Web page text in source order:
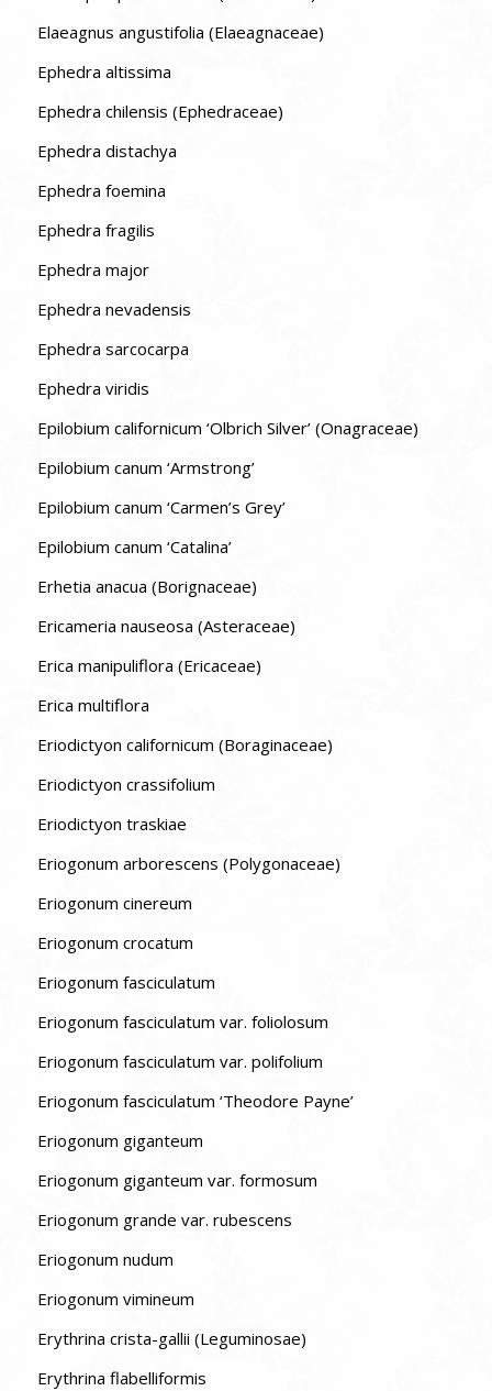
Elaeagnus angustifolia (Elaeagnaceae)
Ephedra altissima
Ephedra chilensis (Ephedraceae)
Ephedra distachya
Ephedra foemina
Ephedra fragilis
Ephedra major
Ephedra nevadensis
Ephedra sarcocarpa
Ephedra viridis
Epilobium californicum ‘Olbrich Silver’ (Onagraceae)
Epilobium canum ‘Armstrong’
Epilobium canum ‘Carmen’s Grey’
Epilobium canum ‘Catalina’
Erhetia anacua (Borignaceae)
Ericameria nauseosa (Asteraceae)
Erica manipuliflora (Ericaceae)
Erica multiflora
Eriodictyon californicum (Boraginaceae)
Eriodictyon crassifolium
Eriodictyon traskiae
Eriogonum arborescens (Polygonaceae)
Eriogonum cinereum
Eriogonum crocatum
Eriogonum fasciculatum
Eriogonum fasciculatum var. foliolosum
Eriogonum fasciculatum var. polifolium
Eriogonum fasciculatum ‘Theodore Payne’
Eriogonum giganteum
Eriogonum giganteum var. formosum
Eriogonum grande var. rubescens
Eriogonum nudum
Eriogonum vimineum
Erythrina crista-gallii (Leguminosae)
Erythrina flabelliformis